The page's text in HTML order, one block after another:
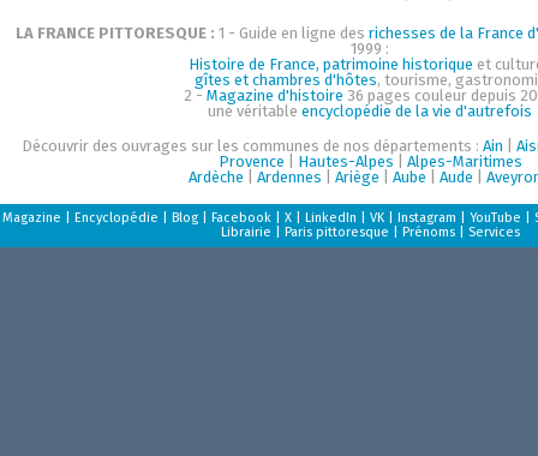
LA FRANCE PITTORESQUE : 1 - Guide en ligne des richesses de la France
1999 :
Histoire de France, patrimoine historique et
gîtes et chambres d'hôtes, tourisme,
2 - Magazine d'histoire 36 pages couleur depuis
une véritable encyclopédie de la vie d'autrefois
Découvrir des ouvrages sur les communes de nos départements : Ain
Provence
Hautes-Alpes
Alpes-Maritimes
Ardèche
Ardennes Ariège Aube Aude
Magazine Encyclopédie Blog| Facebook| X| LinkedIn VK| Instagram YouTube
Librairie
Paris pittoresque Prénoms| Services